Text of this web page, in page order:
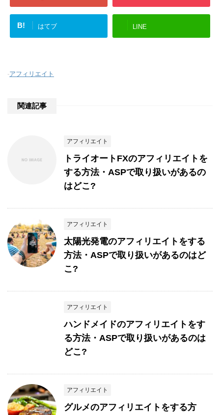
B! はてブ LINE
-アフィリエイト
関連記事
アフィリエイト
トライオートFXのアフィリエイトを
する方法・ASPで取り扱いがあるの
はどこ?
アフィリエイト
太陽光発電のアフィリエイトをする
方法・ASPで取り扱いがあるのはど
こ?
アフィリエイト
ハンドメイドのアフィリエイトをす
る方法・ASPで取り扱いがあるのは
どこ?
アフィリエイト
グルメのアフィリエイトをする方